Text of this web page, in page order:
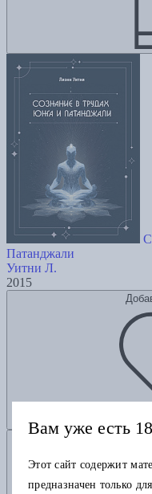
Патанджали
Уитни Л.
2015
Вам уже есть
Этот сайт содержит
предназначен только